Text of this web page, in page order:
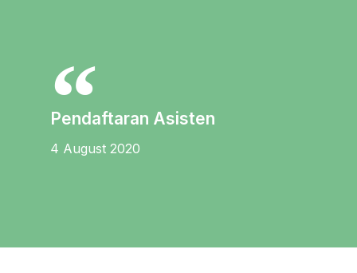
Pendaftaran Asisten
4 August 2020